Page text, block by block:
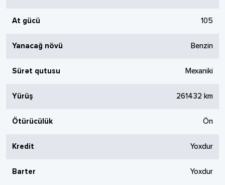
At gücü 105
Yanacağ növü Benzin
Sürət qutusu Mexaniki
Yürüş 261432 km
Ötürücülük Ön
Kredit Yoxdur
Barter Yoxdur